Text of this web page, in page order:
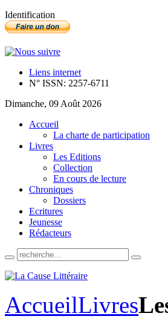
Identification
Liens internet
N° ISSN: 2257-6711
Dimanche, 09 Août 2026
Accueil
La charte de participation
Livres
Les Editions
Collection
En cours de lecture
Chroniques
Dossiers
Ecritures
Jeunesse
Rédacteurs
AccueilLivres